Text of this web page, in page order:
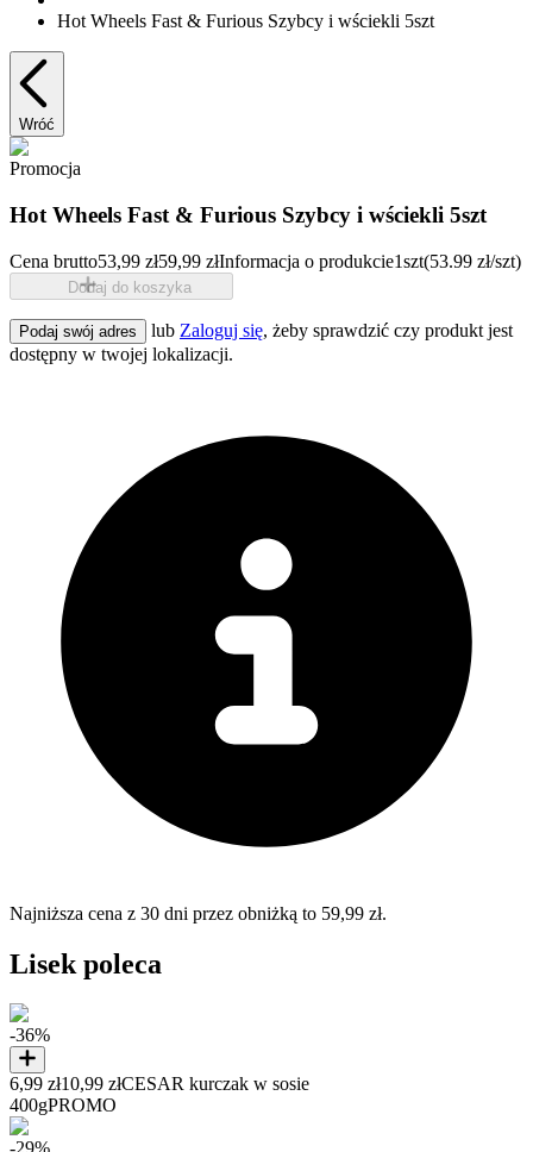
Hot Wheels Fast & Furious Szybcy i wściekli 5szt
Wróć
Promocja
Hot Wheels Fast & Furious Szybcy i wściekli 5szt
Cena brutto53,99 zł59,99 złInformacja o produkcie1szt(53.99 zł/szt)
Dodaj do koszyka
Podaj swój adres lub Zaloguj się, żeby sprawdzić czy produkt jest
dostępny w twojej lokalizacji.
Najniższa cena z 30 dni przez obniżką to 59,99 zł.
Lisek poleca
-36%
6,99 zł10,99 złCESAR kurczak w sosie
400gPROMO